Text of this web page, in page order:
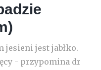
jesieni jest jabłko.
- przypomina dr